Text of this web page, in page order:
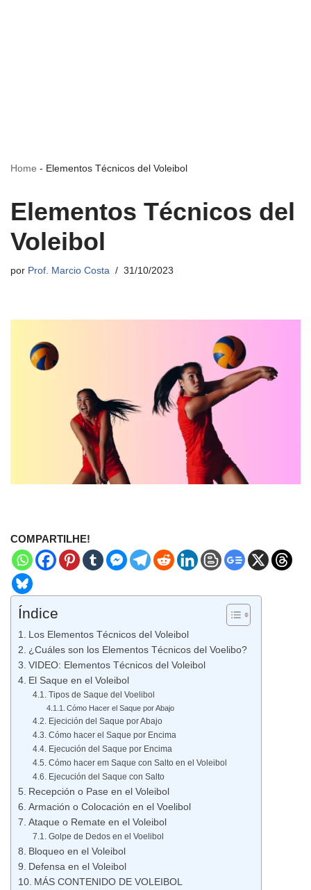
Home - Elementos Técnicos del Voleibol
Elementos Técnicos del
Voleibol
por Prof. Marcio Costa 31/10/2023
COMPARTILHE!
Índice
Los Elementos Técnicos del Voleibol
¿Cuáles son los Elementos Técnicos del Voelibo?
VIDEO: Elementos Técnicos del Voleibol
El Saque en el Voleibol
Tipos de Saque del Voelibol
Cómo Hacer el Saque por Abajo
Ejecición del Saque por Abajo
Cómo hacer el Saque por Encima
Ejecución del Saque por Encima
Cómo hacer em Saque con Salto en el Voleibol
Ejecución del Saque con Salto
Recepción o Pase en el Voleibol
Armación o Colocación en el Voelibol
Ataque o Remate en el Voleibol
Golpe de Dedos en el Voelibol
Bloqueo en el Voleibol
Defensa en el Voleibol
MÁS CONTENIDO DE VOLEIBOL